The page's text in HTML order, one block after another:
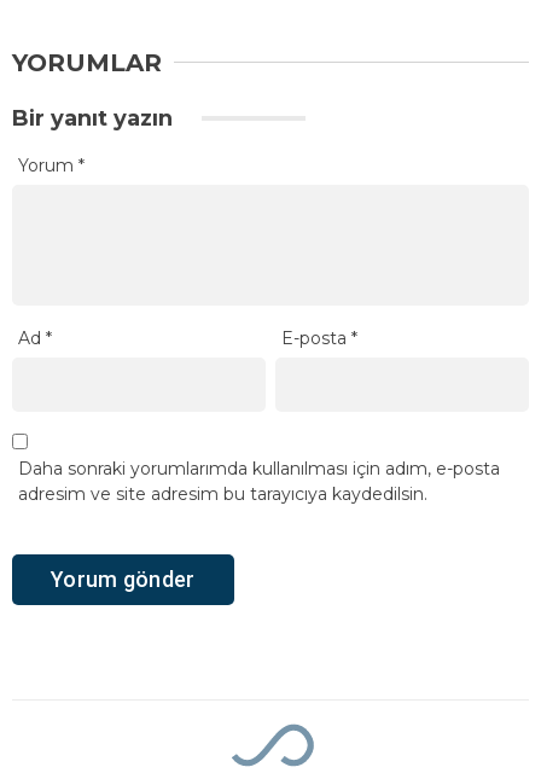
YORUMLAR
Bir yanıt yazın
Yorum *
Ad * E-posta*
Daha sonraki yorumlarımda kullanılması için adım, e-posta
adresim ve site adresim bu tarayıcıya kaydedilsin.